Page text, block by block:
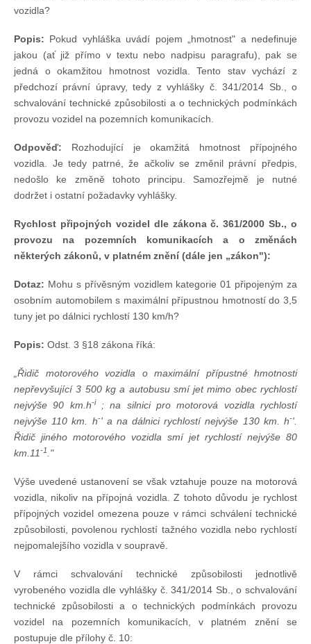
Mezinárodní pohár
Modrá stuha
Pohárové závody
O lodích a plavbách
Technika lodí
Přednášky
O plavbách českých jachtařů
Převzaté články ze zahraničí
Ostatní články
Fotogalerie
Knihovna
Knihy k prodeji
vozidla?
Popis: Pokud vyhláška uvádí pojem „hmotnost" a nedefinuje
jakou (ať již přímo v textu nebo nadpisu paragrafu), pak se
jedná o okamžitou hmotnost vozidla. Tento stav vychází z
předchozí právní úpravy, tedy z vyhlášky č. 341/2014 Sb., o
schvalování technické způsobilosti a o technických podmínkách
provozu vozidel na pozemních komunikacích.
Odpověď: Rozhodující je okamžitá hmotnost přípojného
vozidla. Je tedy patrné, že ačkoliv se změnil právní předpis,
nedošlo ke změně tohoto principu. Samozřejmě je nutné
dodržet i ostatní požadavky vyhlášky.
Rychlost připojných vozidel dle zákona č. 361/2000 Sb., o
provozu na pozemních komunikacích a o změnách
některých zákonů, v platném znění (dále jen „zákon"):
Dotaz: Mohu s přívěsným vozidlem kategorie 01 připojeným za
osobním automobilem s maximální přípustnou hmotností do 3,5
tuny jet po dálnici rychlostí 130 km/h?
Popis: Odst. 3 §18 zákona říká:
„Řidič motorového vozidla o maximální přípustné hmotnosti
nepřevyšující 3 500 kg a autobusu smí jet mimo obec rychlostí
nejvýše 90 km.h-i; na silnici pro motorová vozidla rychlostí
nejvýše 110 km. h-' a na dálnici rychlostí nejvýše 130 km. h-'.
Řidič jiného motorového vozidla smí jet rychlostí nejvýše 80
km.11-1 ."
Výše uvedené ustanovení se však vztahuje pouze na motorová
vozidla, nikoliv na přípojná vozidla. Z tohoto důvodu je rychlost
přípojných vozidel omezena pouze v rámci schválení technické
způsobilosti, povolenou rychlostí tažného vozidla nebo rychlostí
nejpomalejšího vozidla v soupravě.
V rámci schvalování technické způsobilosti jednotlivě
vyrobeného vozidla dle vyhlášky č. 341/2014 Sb., o schvalování
technické způsobilosti a o technických podmínkách provozu
vozidel na pozemních komunikacích, v platném znění se
postupuje dle přílohy č. 10: